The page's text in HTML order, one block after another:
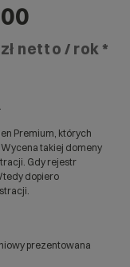
00
zł netto / rok *
Premium, których
takiej domeny
Gdy rejestr
dopiero
prezentowana